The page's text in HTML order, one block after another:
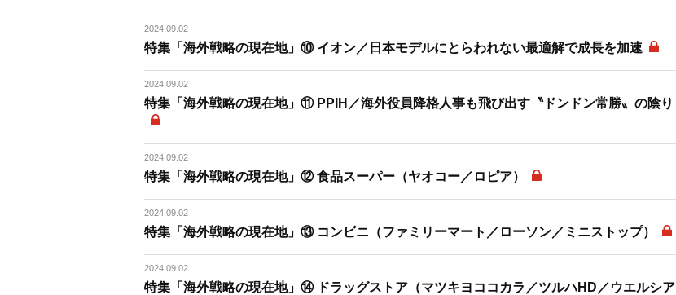
2024.09.02
特集「海外戦略の現在地」⑩ イオン／日本モデルにとらわれない最適解で成長を加速
2024.09.02
特集「海外戦略の現在地」⑪ PPIH／海外役員降格人事も飛び出す〝ドンドン常勝〟の陰り
2024.09.02
特集「海外戦略の現在地」⑫ 食品スーパー（ヤオコー／ロピア）
2024.09.02
特集「海外戦略の現在地」⑬ コンビニ（ファミリーマート／ローソン／ミニストップ）
2024.09.02
特集「海外戦略の現在地」⑭ ドラッグストア（マツキヨココカラ／ツルハHD／ウエルシア